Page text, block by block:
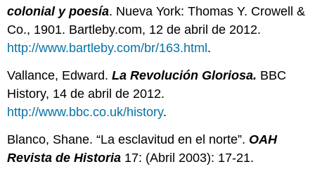
colonial y poesía. Nueva York: Thomas Y. Crowell &
Co., 1901. Bartleby.com, 12 de abril de 2012.
http://www.bartleby.com/br/163.html .
Vallance, Edward.La Revolución Gloriosa. BBC
History, 14 de abril de 2012.
http://www.bbc.co.uk/history.
Blanco, Shane. “La esclavitud en el norte”. OAH
Revista de Historia 17: (Abril 2003): 17-21.